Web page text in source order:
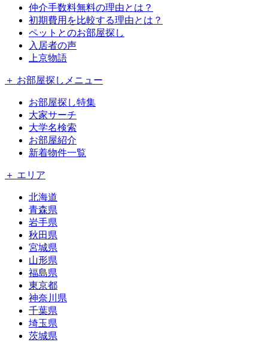
仲介手数料無料の理由とは？
初期費用を比較する理由とは？
ペットとのお部屋探し
入居者の声
上京物語
＋ お部屋探しメニュー
お部屋探し特集
大家サーチ
大学名検索
お部屋紹介
新着物件一覧
＋ エリア
北海道
青森県
岩手県
秋田県
宮城県
山形県
福島県
東京都
神奈川県
千葉県
埼玉県
茨城県